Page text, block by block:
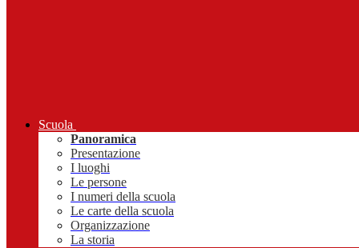
Scuola
Panoramica
Presentazione
I luoghi
Le persone
I numeri della scuola
Le carte della scuola
Organizzazione
La storia